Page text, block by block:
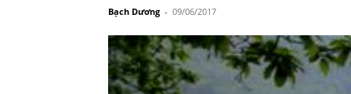
Bạch Dương - 09/06/2017